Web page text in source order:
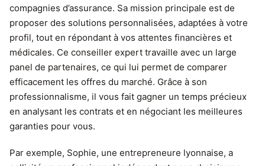
compagnies d’assurance. Sa mission principale est de
proposer des solutions personnalisées, adaptées à votre
profil, tout en répondant à vos attentes financières et
médicales. Ce conseiller expert travaille avec un large
panel de partenaires, ce qui lui permet de comparer
efficacement les offres du marché. Grâce à son
professionnalisme, il vous fait gagner un temps précieux
en analysant les contrats et en négociant les meilleures
garanties pour vous.
Par exemple, Sophie, une entrepreneure lyonnaise, a